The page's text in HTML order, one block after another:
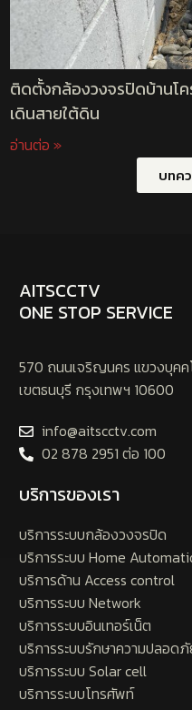
ติดตั้งกล้องวงจรปิดบ้านโ
เดินสายใต้ดิน
อ่านต่อ »
บทค
AITSCCTV
ONE STOP SERVICE
570 ถนนเจริญนคร แขวงบุคค
เขตธนบุรี กรุงเทพฯ 10600
info@aitscctv.com
02 878 2951 ต่อ 100
บริการของเรา
บริการระบบกล้องวงจรปิด
บริการระบบ Home
บริการด้าน Access control
บริการระบบ Network
บริการระบบอินเทอร์เน็ต
บริการระบบรักษาความปลอด
บริการระบบ Solar cell
บริการระบบโทรศัพท์